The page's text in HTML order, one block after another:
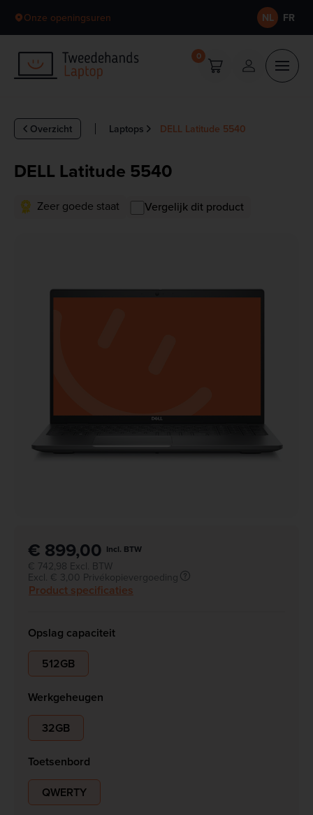
Onze openingsuren NL FR
0
Laptops DELL Latitude 5540
Overzicht
DELL Latitude 5540
Zeer goede staat Vergelijk dit product
€ 899,00 Incl. BTW
€ 742,98 Excl. BTW
Excl. € 3,00 Privékopievergoeding
Product specificaties
Opslag capaciteit
512GB
Werkgeheugen
32GB
Toetsenbord
QWERTY